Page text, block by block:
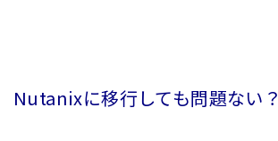
Nutanixに移行しても問題ない？